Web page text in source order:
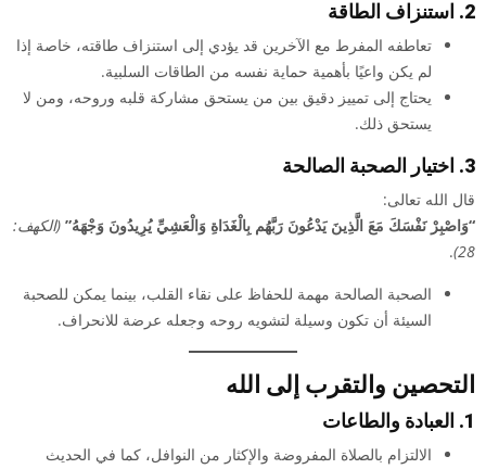
2. استنزاف الطاقة
تعاطفه المفرط مع الآخرين قد يؤدي إلى استنزاف طاقته، خاصة إذا
لم يكن واعيًا بأهمية حماية نفسه من الطاقات السلبية.
يحتاج إلى تمييز دقيق بين من يستحق مشاركة قلبه وروحه، ومن لا
يستحق ذلك.
3. اختيار الصحبة الصالحة
قال الله تعالى:
“وَاصْبِرْ نَفْسَكَ مَعَ الَّذِينَ يَدْعُونَ رَبَّهُم بِالْغَدَاةِ وَالْعَشِيِّ يُرِيدُونَ وَجْهَهُ” (الكهف:
28)
.
الصحبة الصالحة مهمة للحفاظ على نقاء القلب، بينما يمكن للصحبة
السيئة أن تكون وسيلة لتشويه روحه وجعله عرضة للانحراف.
التحصين والتقرب إلى الله
1. العبادة والطاعات
الالتزام بالصلاة المفروضة والإكثار من النوافل، كما في الحديث